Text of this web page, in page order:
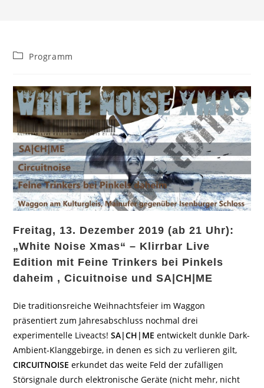
Beitrags-
Programm
Freitag, 13. Dezember 2019 (ab 21 Uhr):
„White Noise Xmas“ – Klirrbar Live
Edition mit Feine Trinkers bei Pinkels
daheim , Cicuitnoise und SA|CH|ME
Die traditionsreiche Weihnachtsfeier im Waggon
präsentiert zum Jahresabschluss nochmal drei
experimentelle Liveacts!SA|CH|MEentwickelt dunkle Dark-
Ambient-Klanggebirge, in denen es sich zu verlieren gilt,
CIRCUITNOISE erkundet das weite Feld der zufälligen
Störsignale durch elektronische Geräte (nicht mehr, nicht